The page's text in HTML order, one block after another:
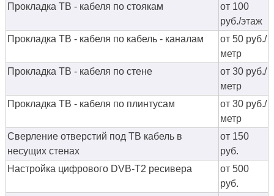
Прокладка ТВ - кабеля по стоякам
от 100
руб./этаж
Прокладка ТВ - кабеля по кабель - каналам
от 50 руб./
метр
Прокладка ТВ - кабеля по стене
от 30 руб./
метр
Прокладка ТВ - кабеля по плинтусам
от 30 руб./
метр
Сверление отверстий под ТВ кабель в
несущих стенах
от 150
руб.
Настройка цифрового DVB-T2 ресивера
от 500
руб.